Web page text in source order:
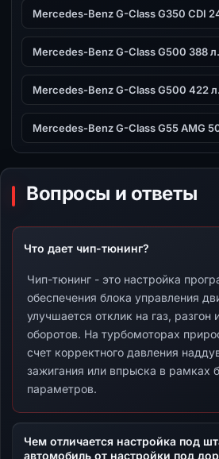
Mercedes-Benz G-Class G350 CDI
Mercedes-Benz G-Class G500 388
Mercedes-Benz G-Class G500 422
Mercedes-Benz G-Class G55 AMG
Вопросы и ответы
Что дает чип-тюнинг?
Чип-тюнинг - это настройка
обеспечения блока управления
улучшается отклик на газ, разгон
оборотов. На турбомоторах
счет корректного давления
зажигания или впрыска в рамках
параметров.
Чем отличается настройка под
автомобиль от настройки под